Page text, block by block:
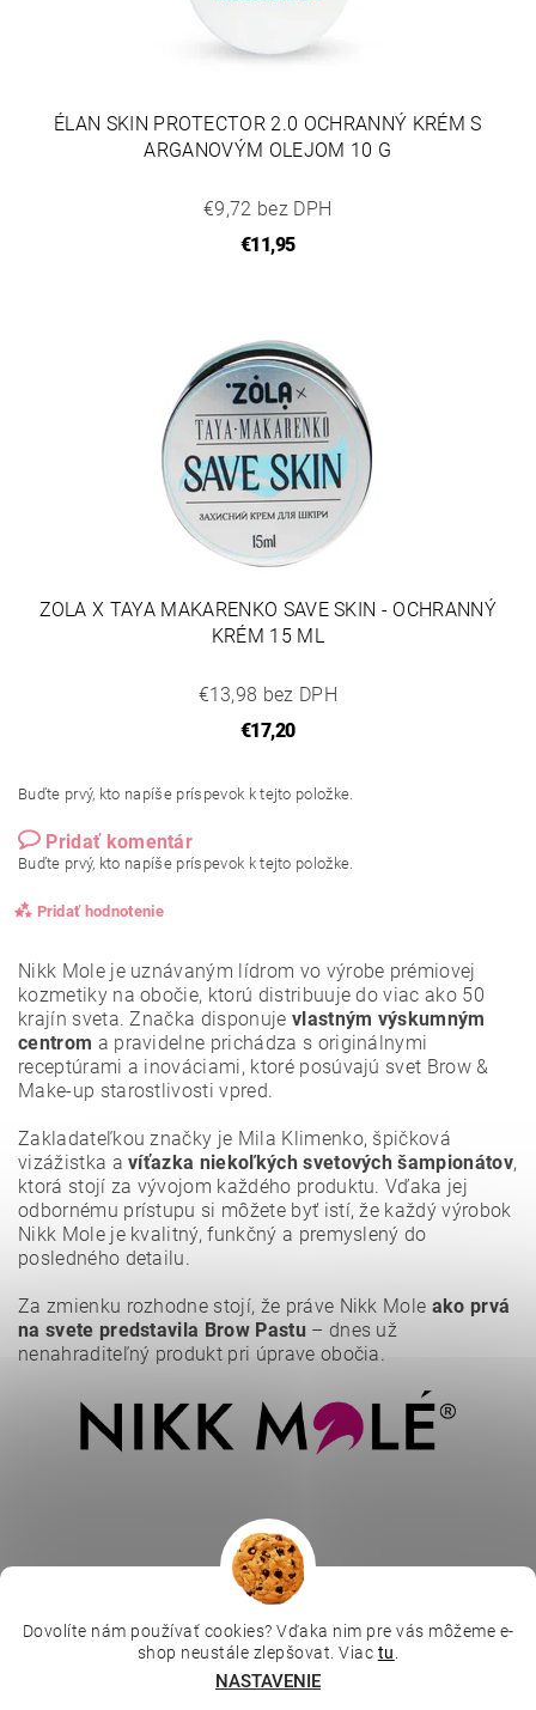
ÉLAN SKIN PROTECTOR 2.0 OCHRANNÝ KRÉM S
ARGANOVÝM OLEJOM 10 G
€9,72 bez DPH
€11,95
ZOLA X TAYA MAKARENKO SAVE SKIN - OCHRANNÝ
KRÉM 15 ML
€13,98 bez DPH
€17,20
Buďte prvý, kto napíše príspevok k tejto položke.
Pridať komentár
Buďte prvý, kto napíše príspevok k tejto položke.
Pridať hodnotenie
osobných údajov.
Nikk Mole je uznávaným lídrom vo výrobe prémiovej
kozmetiky na obočie, ktorú distribuuje do viac ako 50
krajín sveta. Značka disponuje vlastným výskumným
centrom a pravidelne prichádza s originálnymi
receptúrami a inováciami, ktoré posúvajú svet Brow &
Make-up starostlivosti vpred.
Zakladateľkou značky je Mila Klimenko, špičková
vizážistka avíťazka niekoľkých svetových šampionátov,
ktorá stojí za vývojom každého produktu. Vďaka jej
odbornému prístupu si môžete byť istí, že každý výrobok
Nikk Mole je kvalitný, funkčný a premyslený do
posledného detailu.
Za zmienku rozhodne stojí, že práve Nikk Mole ako prvá
na svete predstavila Brow Pastu– dnes už
nenahraditeľný produkt pri úprave obočia.
Depilujeme.cz | Kosmetická škola | Online kosmetické kurzy |
MikroArt | Ella Baché
Dovolíte nám používať cookies? Vďaka nim pre vás môžeme e-
shop neustále zlepšovat. Viac tu
NASTAVENIE